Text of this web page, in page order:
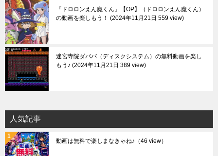
『ドロロンえん魔くん』【OP】（ドロロンえん魔くん）
の動画を楽しもう！
2024年11月21日 559 view
迷宮寺院ダババ（ディスクシステム）の無料動画を楽し
もう♪ 2024年11月21日 389 view
人気記事
動画は無料で楽しまなきゃね♪ （46 view）